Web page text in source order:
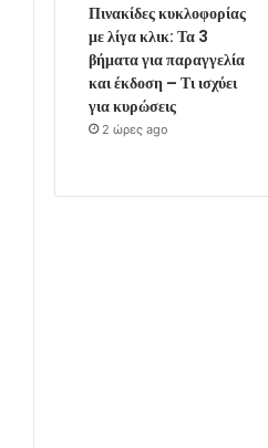
Πινακίδες κυκλοφορίας
με λίγα κλικ: Τα 3
βήματα για παραγγελία
και έκδοση – Τι ισχύει
για κυρώσεις
2 ώρες ago